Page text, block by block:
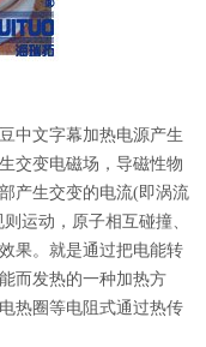
文字幕加热电源产生
变电磁场，导磁性物
产生交变的电流(即涡流
，原子相互碰撞、
。就是通过把电能转
而发热的一种加热方
，电热圈等电阻式通过热传